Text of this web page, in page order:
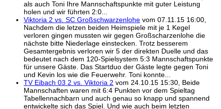
als auch Toni Ihre Mannschaftspunkte mit guter Leistung
holen und wir führten 2:0...
Viktoria 2 vs. SC Großschwarzenlohe vom 07.11.15 16:00,
Nachdem die letzen beiden Heimspiele mit je 1 Kegel
verloren gingen mussten wir gegen Großscharzenlohe die
nächste bitte Niederlage einstecken. Trotz besserem
Gesamtergebnis verloren wir 5 der direkten Duelle und das
bedeutet nach dem 120-Spielsystem 5:3 Mannschaftspunkte
für unsere Gäste. Das Startduo der Gäste legte gegen Toni
und Kevin los wie die Feuerwehr. Toni konnte...
TV Eibach 03 2 vs. Viktoria 2 vom 24.10.15 15:30, Beide
Mannschaften waren mit 6:4 Punkten vor dem Spieltag
Tabellennachbarn und auch genau so knapp und spannend
entwickelte sich das Spiel. Und wie auch beim letzten